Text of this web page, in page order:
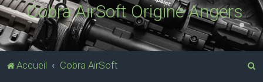
Cobra AirSoft Origine Angers
Accueil Cobra AirSoft